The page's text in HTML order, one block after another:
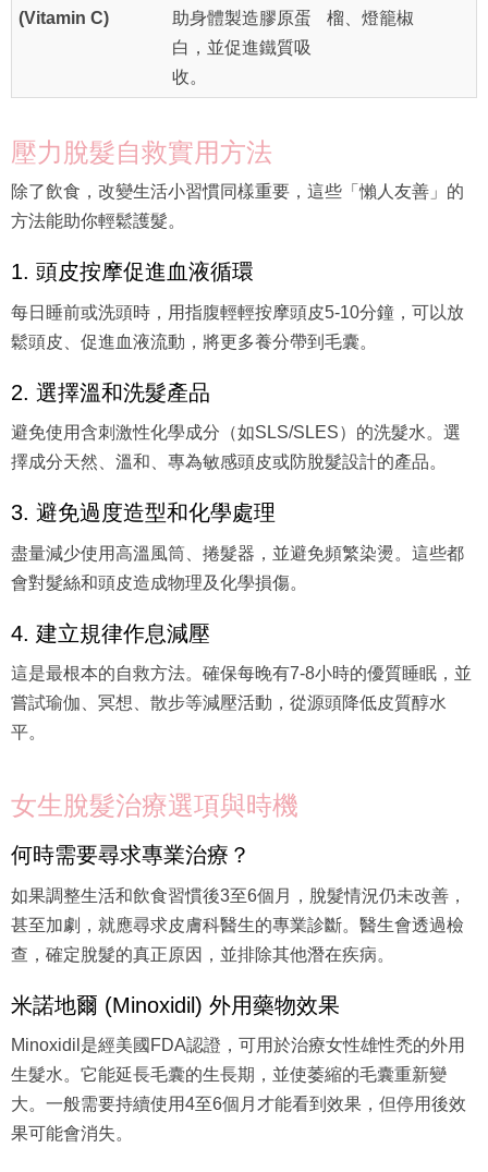
(Vitamin C)
助身體製造膠原蛋
白，並促進鐵質吸
收。
榴、燈籠椒
壓力脫髮自救實用方法
除了飲食，改變生活小習慣同樣重要，這些「懶人友善」的
方法能助你輕鬆護髮。
1. 頭皮按摩促進血液循環
每日睡前或洗頭時，用指腹輕輕按摩頭皮5-10分鐘，可以放
鬆頭皮、促進血液流動，將更多養分帶到毛囊。
2. 選擇溫和洗髮產品
避免使用含刺激性化學成分（如SLS/SLES）的洗髮水。選
擇成分天然、溫和、專為敏感頭皮或防脫髮設計的產品。
3. 避免過度造型和化學處理
盡量減少使用高溫風筒、捲髮器，並避免頻繁染燙。這些都
會對髮絲和頭皮造成物理及化學損傷。
4. 建立規律作息減壓
這是最根本的自救方法。確保每晚有7-8小時的優質睡眠，並
嘗試瑜伽、冥想、散步等減壓活動，從源頭降低皮質醇水
平。
女生脫髮治療選項與時機
何時需要尋求專業治療？
如果調整生活和飲食習慣後3至6個月，脫髮情況仍未改善，
甚至加劇，就應尋求皮膚科醫生的專業診斷。醫生會透過檢
查，確定脫髮的真正原因，並排除其他潛在疾病。
米諾地爾 (Minoxidil) 外用藥物效果
Minoxidil是經美國FDA認證，可用於治療女性雄性禿的外用
生髮水。它能延長毛囊的生長期，並使萎縮的毛囊重新變
大。一般需要持續使用4至6個月才能看到效果，但停用後效
果可能會消失。